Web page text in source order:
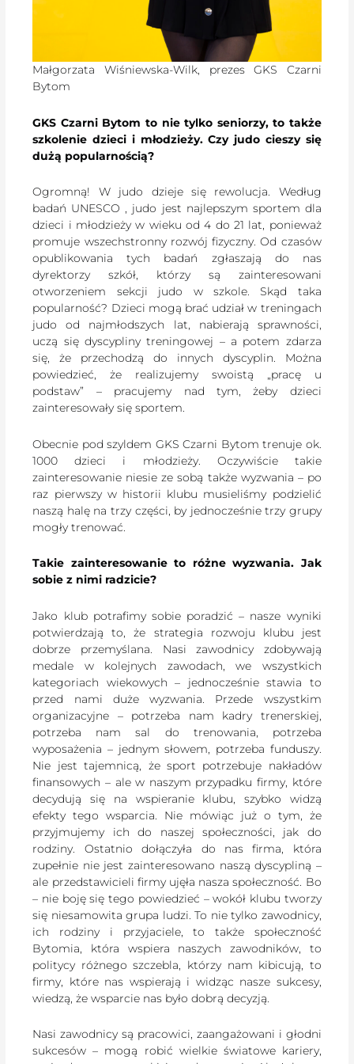
Małgorzata Wiśniewska-Wilk, prezes GKS Czarni
Bytom
GKS Czarni Bytom to nie tylko seniorzy, to także
szkolenie dzieci i młodzieży. Czy judo cieszy się
dużą popularnością?
Ogromną! W judo dzieje się rewolucja. Według
badań UNESCO , judo jest najlepszym sportem dla
dzieci i młodzieży w wieku od 4 do 21 lat, ponieważ
promuje wszechstronny rozwój fizyczny. Od czasów
opublikowania tych badań zgłaszają do nas
dyrektorzy szkół, którzy są zainteresowani
otworzeniem sekcji judo w szkole. Skąd taka
popularność? Dzieci mogą brać udział w treningach
judo od najmłodszych lat, nabierają sprawności,
uczą się dyscypliny treningowej – a potem zdarza
się, że przechodzą do innych dyscyplin. Można
powiedzieć, że realizujemy swoistą „pracę u
podstaw” – pracujemy nad tym, żeby dzieci
zainteresowały się sportem.
Obecnie pod szyldem GKS Czarni Bytom trenuje ok.
1000 dzieci i młodzieży. Oczywiście takie
zainteresowanie niesie ze sobą także wyzwania – po
raz pierwszy w historii klubu musieliśmy podzielić
naszą halę na trzy części, by jednocześnie trzy grupy
mogły trenować.
Takie zainteresowanie to różne wyzwania. Jak
sobie z nimi radzicie?
Jako klub potrafimy sobie poradzić – nasze wyniki
potwierdzają to, że strategia rozwoju klubu jest
dobrze przemyślana. Nasi zawodnicy zdobywają
medale w kolejnych zawodach, we wszystkich
kategoriach wiekowych – jednocześnie stawia to
przed nami duże wyzwania. Przede wszystkim
organizacyjne – potrzeba nam kadry trenerskiej,
potrzeba nam sal do trenowania, potrzeba
wyposażenia – jednym słowem, potrzeba funduszy.
Nie jest tajemnicą, że sport potrzebuje nakładów
finansowych – ale w naszym przypadku firmy, które
decydują się na wspieranie klubu, szybko widzą
efekty tego wsparcia. Nie mówiąc już o tym, że
przyjmujemy ich do naszej społeczności, jak do
rodziny. Ostatnio dołączyła do nas firma, która
zupełnie nie jest zainteresowano naszą dyscypliną –
ale przedstawicieli firmy ujęła nasza społeczność. Bo
– nie boję się tego powiedzieć – wokół klubu tworzy
się niesamowita grupa ludzi. To nie tylko zawodnicy,
ich rodziny i przyjaciele, to także społeczność
Bytomia, która wspiera naszych zawodników, to
politycy różnego szczebla, którzy nam kibicują, to
firmy, które nas wspierają i widząc nasze sukcesy,
wiedzą, że wsparcie nas było dobrą decyzją.
Nasi zawodnicy są pracowici, zaangażowani i głodni
sukcesów – mogą robić wielkie światowe kariery,